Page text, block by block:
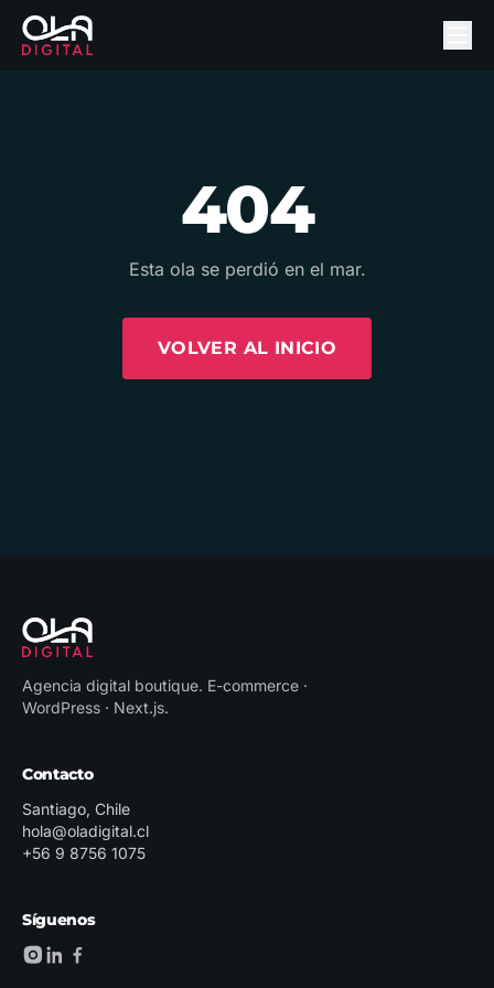
404
Esta ola se perdió en el mar.
VOLVER AL INICIO
Agencia digital boutique. E-commerce ·
WordPress · Next.js.
Contacto
Santiago, Chile
hola@oladigital.cl
+56 9 8756 1075
Síguenos